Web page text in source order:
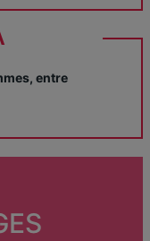
entre